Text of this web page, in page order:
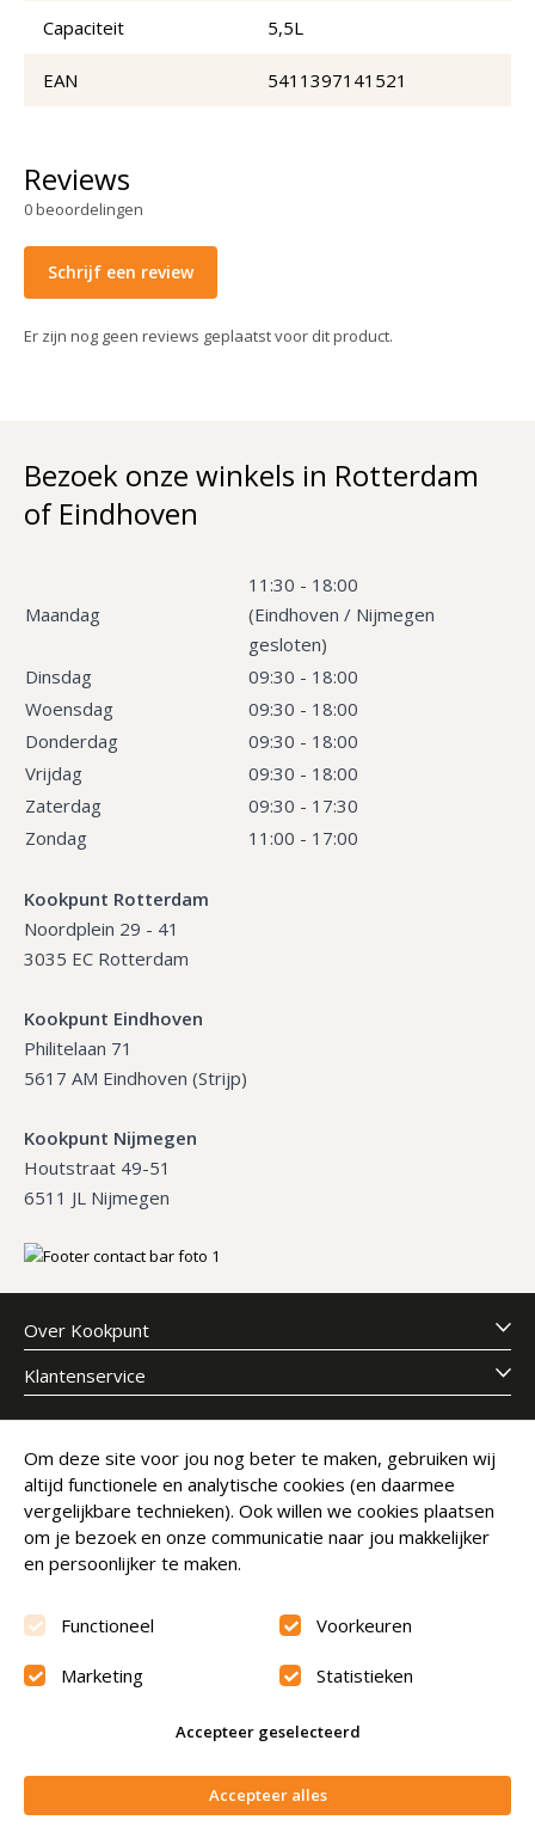
Niet op voorraad
Capaciteit 5,5L
EAN 5411397141521
Reviews
0beoordelingen
Schrijf een review
Er zijn nog geen reviews geplaatst voor dit product.
Bezoek onze winkels in Rotterdam
of Eindhoven
Maandag
11:30 - 18:00
(Eindhoven / Nijmegen
gesloten)
Dinsdag
09:30 - 18:00
Woensdag
09:30 - 18:00
Donderdag
09:30 - 18:00
Vrijdag
09:30 - 18:00
Zaterdag
09:30 - 17:30
Zondag
11:00 - 17:00
Kookpunt Rotterdam
Noordplein 29 - 41
3035 EC Rotterdam
Kookpunt Eindhoven
Philitelaan 71
5617 AM Eindhoven (Strijp)
Kookpunt Nijmegen
Houtstraat 49-51
6511 JL Nijmegen
Over Kookpunt
Klantenservice
Meld je aan voor onze nieuwsbrief
E-mailadres
Abonneer
Beoordeling9.6
© Copyright 2026 Kookpunt.nl|Algemene voorwaarden
Privacyverklaring|Cookies
Om deze site voor jou nog beter te maken, gebruiken wij
altijd functionele en analytische cookies (en daarmee
vergelijkbare technieken). Ook willen we cookies plaatsen
om je bezoek en onze communicatie naar jou makkelijker
en persoonlijker te maken.
Functioneel Voorkeuren
Marketing Statistieken
Accepteer geselecteerd
Accepteer alles